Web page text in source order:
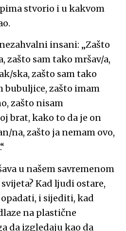
stvorio i u kakvom
insani: „Zašto
zašto sam tako mršav/a,
ska, zašto sam tako
bubuljice, zašto imam
zašto nisam
brat, kako to da je on
na, zašto ja nemam ovo,
u našem savremenom
Kad ljudi ostare,
i sijediti, kad
na plastične
da izgledaju kao da